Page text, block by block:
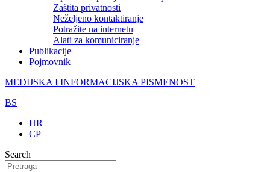
Zaštita privatnosti
Neželjeno kontaktiranje
Potražite na internetu
Alati za komuniciranje
Publikacije
Pojmovnik
MEDIJSKA I INFORMACIJSKA PISMENOST
BS
HR
CP
Search